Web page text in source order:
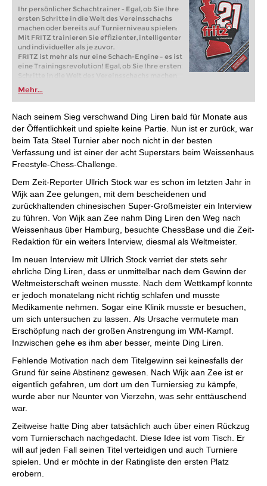
Ihr persönlicher Schachtrainer - Egal, ob Sie Ihre
ersten Schritte in die Welt des Vereinsschachs
machen oder bereits auf Turnierniveau spielen:
Mit FRITZ trainieren Sie effizienter, intelligenter
und individueller als je zuvor.
FRITZ ist mehr als nur eine Schach-Engine – es ist
eine Trainingsrevolution! Egal, ob Sie Ihre ersten
Schritte in die Welt des Vereinsschachs machen
oder bereits auf Turnierniveau spielen: Mit
FRITZ trainieren Sie effizienter, intelligenter und
individueller als je zuvor.
Mehr...
Nach seinem Sieg verschwand Ding Liren bald für Monate aus
der Öffentlichkeit und spielte keine Partie. Nun ist er zurück, war
beim Tata Steel Turnier aber noch nicht in der besten
Verfassung und ist einer der acht Superstars beim Weissenhaus
Freestyle-Chess-Challenge.
Dem Zeit-Reporter Ullrich Stock war es schon im letzten Jahr in
Wijk aan Zee gelungen, mit dem bescheidenen und
zurückhaltenden chinesischen Super-Großmeister ein Interview
zu führen. Von Wijk aan Zee nahm Ding Liren den Weg nach
Weissenhaus über Hamburg, besuchte ChessBase und die Zeit-
Redaktion für ein weiters Interview, diesmal als Weltmeister.
Im neuen Interview mit Ullrich Stock verriet der stets sehr
ehrliche Ding Liren, dass er unmittelbar nach dem Gewinn der
Weltmeisterschaft weinen musste. Nach dem Wettkampf konnte
er jedoch monatelang nicht richtig schlafen und musste
Medikamente nehmen. Sogar eine Klinik musste er besuchen,
um sich untersuchen zu lassen. Als Ursache vermutete man
Erschöpfung nach der großen Anstrengung im WM-Kampf.
Inzwischen gehe es ihm aber besser, meinte Ding Liren.
Fehlende Motivation nach dem Titelgewinn sei keinesfalls der
Grund für seine Abstinenz gewesen. Nach Wijk aan Zee ist er
eigentlich gefahren, um dort um den Turniersieg zu kämpfe,
wurde aber nur Neunter von Vierzehn, was sehr enttäuschend
war.
Zeitweise hatte Ding aber tatsächlich auch über einen Rückzug
vom Turnierschach nachgedacht. Diese Idee ist vom Tisch. Er
will auf jeden Fall seinen Titel verteidigen und auch Turniere
spielen. Und er möchte in der Ratingliste den ersten Platz
erobern.